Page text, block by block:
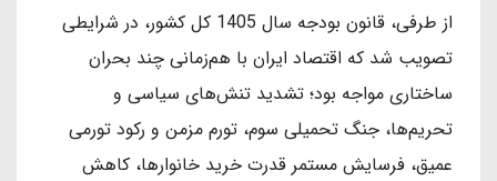
از طرفی، قانون بودجه سال 1405 کل کشور، در شرایطی
تصویب شد که اقتصاد ایران با هم‌زمانی چند بحران
ساختاری مواجه بود؛ تشدید تنش‌های سیاسی و
تحریم‌ها، جنگ تحمیلی سوم، تورم مزمن و رکود تورمی
عمیق، فرسایش مستمر قدرت خرید خانوارها، کاهش